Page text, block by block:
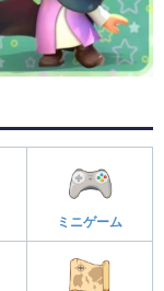
ミニゲーム